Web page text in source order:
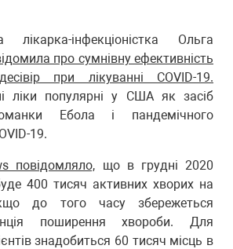
інфекціоністка Ольга
про сумнівну ефективність
при лікуванні COVID-19.
ліки популярні у США як засіб
Ебола і пандемічного
19.
повідомляло, що в грудні 2020
400 тисяч активних хворих на
до того часу збережеться
поширення хвороби. Для
знадобиться 60 тисяч місць в